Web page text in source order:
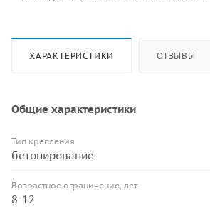
ХАРАКТЕРИСТИКИ ОТЗЫВЫ
Общие характеристики
Тип крепления
бетонирование
Возрастное ограничение, лет
8-12